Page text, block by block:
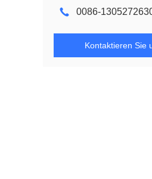
0086-
Kontaktieren Sie